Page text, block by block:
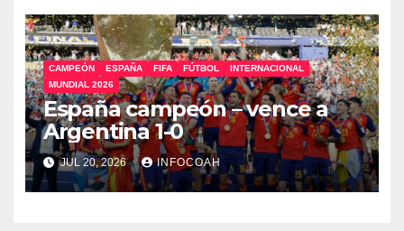
CAMPEÓN ESPAÑA FIFA FÚTBOL
INTERNACIONAL
MUNDIAL 2026
España campeón – vence a
Argentina 1-0
JUL 20, 2026 INFOCOAH